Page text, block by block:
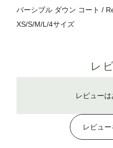
バーシブル ダウン コート /
XS/S/M/L/4サイズ
レ
レビューは
レビュ